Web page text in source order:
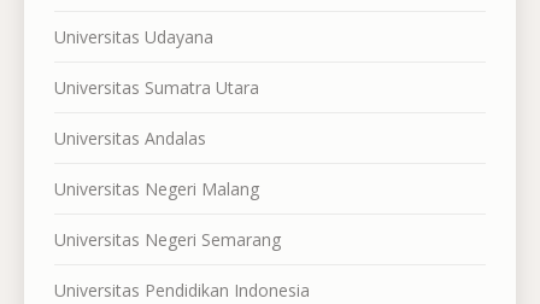
Universitas Udayana
Universitas Sumatra Utara
Universitas Andalas
Universitas Negeri Malang
Universitas Negeri Semarang
Universitas Pendidikan Indonesia